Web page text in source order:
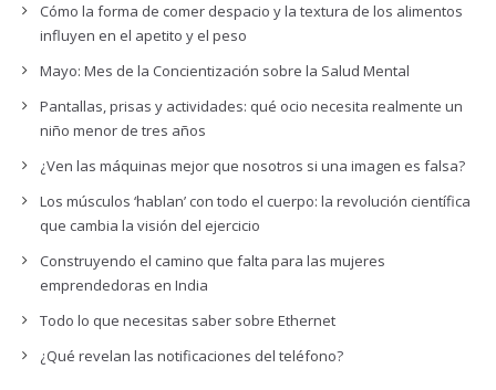
Cómo la forma de comer despacio y la textura de los alimentos
influyen en el apetito y el peso
Mayo: Mes de la Concientización sobre la Salud Mental
Pantallas, prisas y actividades: qué ocio necesita realmente un
niño menor de tres años
¿Ven las máquinas mejor que nosotros si una imagen es falsa?
Los músculos ‘hablan’ con todo el cuerpo: la revolución científica
que cambia la visión del ejercicio
Construyendo el camino que falta para las mujeres
emprendedoras en India
Todo lo que necesitas saber sobre Ethernet
¿Qué revelan las notificaciones del teléfono?